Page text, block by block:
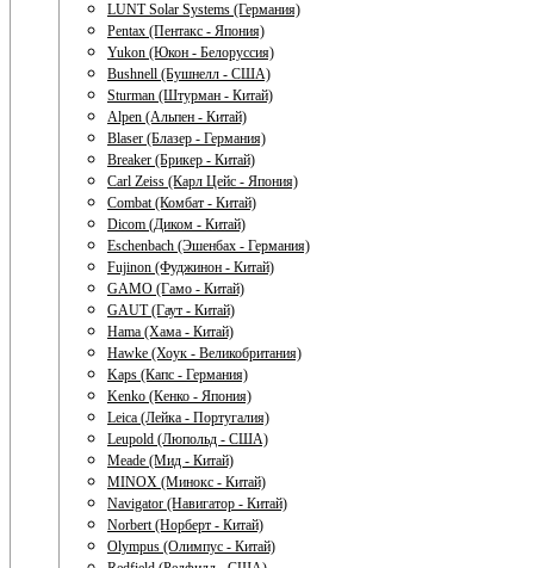
LUNT Solar Systems (Германия)
Pentax (Пентакс - Япония)
Yukon (Юкон - Белоруссия)
Bushnell (Бушнелл - США)
Sturman (Штурман - Китай)
Alpen (Альпен - Китай)
Blaser (Блазер - Германия)
Breaker (Брикер - Китай)
Carl Zeiss (Карл Цейс - Япония)
Combat (Комбат - Китай)
Dicom (Диком - Китай)
Eschenbach (Эшенбах - Германия)
Fujinon (Фуджинон - Китай)
GAMO (Гамо - Китай)
GAUT (Гаут - Китай)
Hama (Хама - Китай)
Hawke (Хоук - Великобритания)
Kaps (Капс - Германия)
Kenko (Кенко - Япония)
Leica (Лейка - Португалия)
Leupold (Люпольд - США)
Meade (Мид - Китай)
MINOX (Минокс - Китай)
Navigator (Навигатор - Китай)
Norbert (Норберт - Китай)
Olympus (Олимпус - Китай)